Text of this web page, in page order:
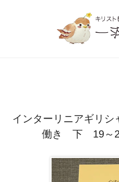
インターリニアギリ
働き 下 19～